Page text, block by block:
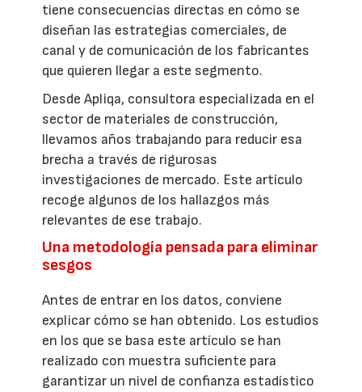
tiene consecuencias directas en cómo se
diseñan las estrategias comerciales, de
canal y de comunicación de los fabricantes
que quieren llegar a este segmento.
Desde Apliqa, consultora especializada en el
sector de materiales de construcción,
llevamos años trabajando para reducir esa
brecha a través de rigurosas
investigaciones de mercado. Este artículo
recoge algunos de los hallazgos más
relevantes de ese trabajo.
Una metodología pensada para eliminar
sesgos
Antes de entrar en los datos, conviene
explicar cómo se han obtenido. Los estudios
en los que se basa este artículo se han
realizado con muestra suficiente para
garantizar un nivel de confianza estadístico